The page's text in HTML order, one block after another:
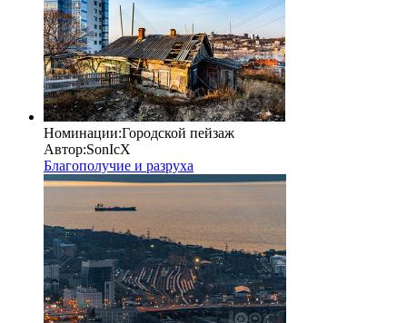
Номинации:Городской пейзаж
Автор:SonIcX
Благополучие и разруха